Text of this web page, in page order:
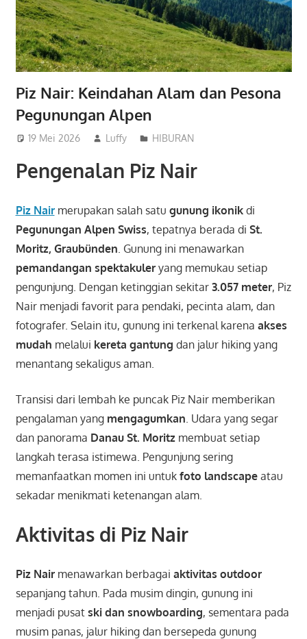
Piz Nair: Keindahan Alam dan Pesona
Pegunungan Alpen
19 Mei 2026 Luffy HIBURAN
Pengenalan Piz Nair
Piz Nairmerupakan salah satu gunung ikonikdi
Pegunungan Alpen Swiss, tepatnya berada di St.
Moritz, Graubünden . Gunung ini menawarkan
pemandangan spektakuleryang memukau setiap
pengunjung. Dengan ketinggian sekitar 3.057 meter, Piz
Nair menjadi favorit para pendaki, pecinta alam, dan
fotografer. Selain itu, gunung ini terkenal karena akses
mudah melalui kereta gantung dan jalur hiking yang
menantang sekaligus aman.
Transisi dari lembah ke puncak Piz Nair memberikan
pengalaman yang mengagumkan . Udara yang segar
dan panorama Danau St. Moritzmembuat setiap
langkah terasa istimewa. Pengunjung sering
memanfaatkan momen ini untuk foto landscapeatau
sekadar menikmati ketenangan alam.
Aktivitas di Piz Nair
Piz Nairmenawarkan berbagai aktivitas outdoor
sepanjang tahun. Pada musim dingin, gunung ini
menjadi pusat ski dan snowboarding, sementara pada
musim panas, jalur hiking dan bersepeda gunung